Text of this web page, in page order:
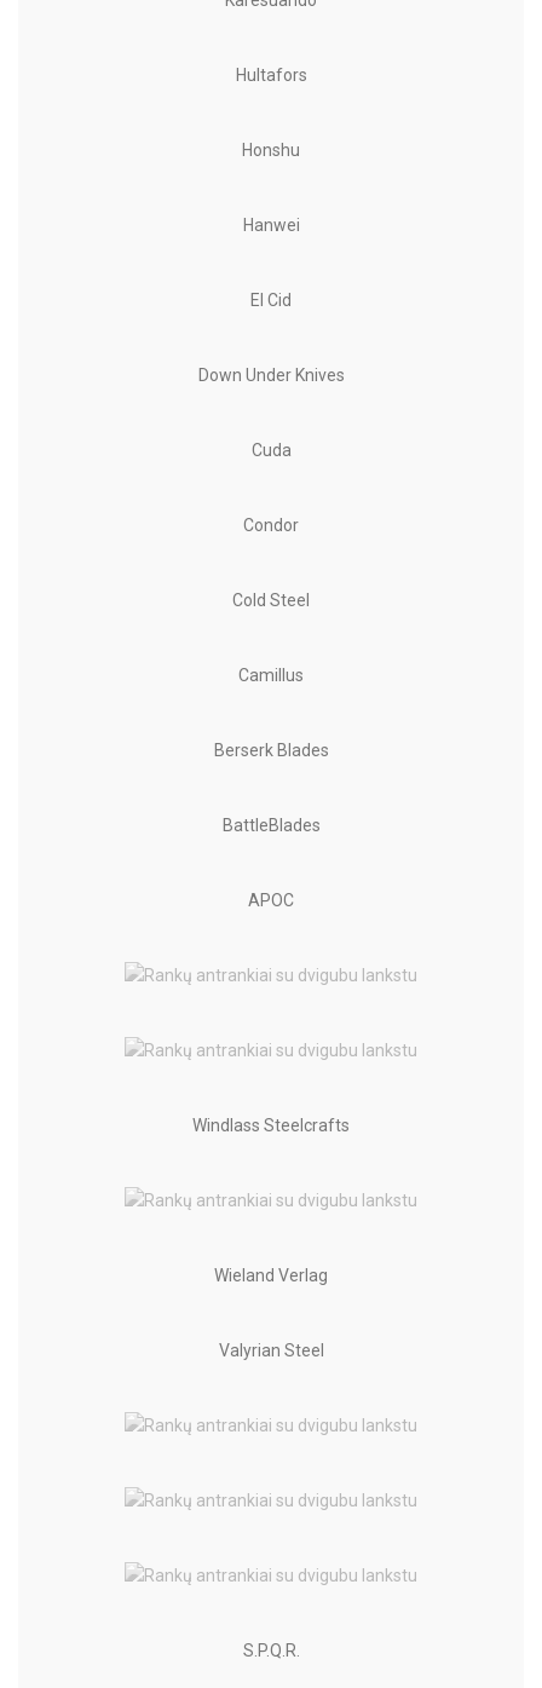
Hultafors
Honshu
Hanwei
El Cid
Down Under Knives
Cuda
Condor
Cold Steel
Camillus
Berserk Blades
BattleBlades
APOC
Windlass Steelcrafts
Wieland Verlag
Valyrian Steel
S.P.Q.R.